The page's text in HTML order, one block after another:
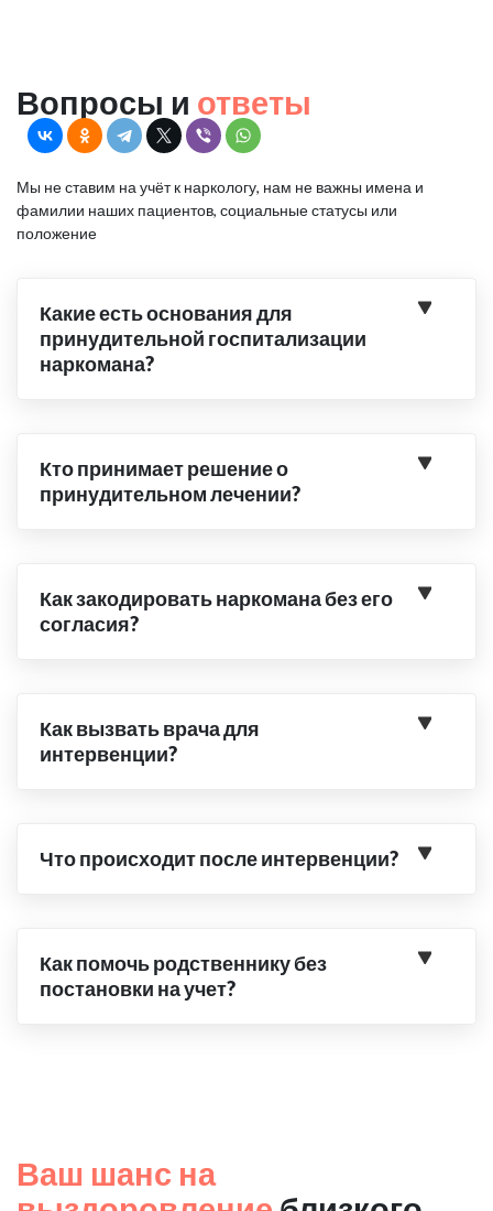
Вопросы и ответы
Мы не ставим на учёт к наркологу, нам не важны имена и
фамилии наших пациентов, социальные статусы или
положение
Какие есть основания для
принудительной госпитализации
наркомана?
Кто принимает решение о
принудительном лечении?
Как закодировать наркомана без его
согласия?
Как вызвать врача для
интервенции?
Что происходит после интервенции?
Как помочь родственнику без
постановки на учет?
Ваш шанс на